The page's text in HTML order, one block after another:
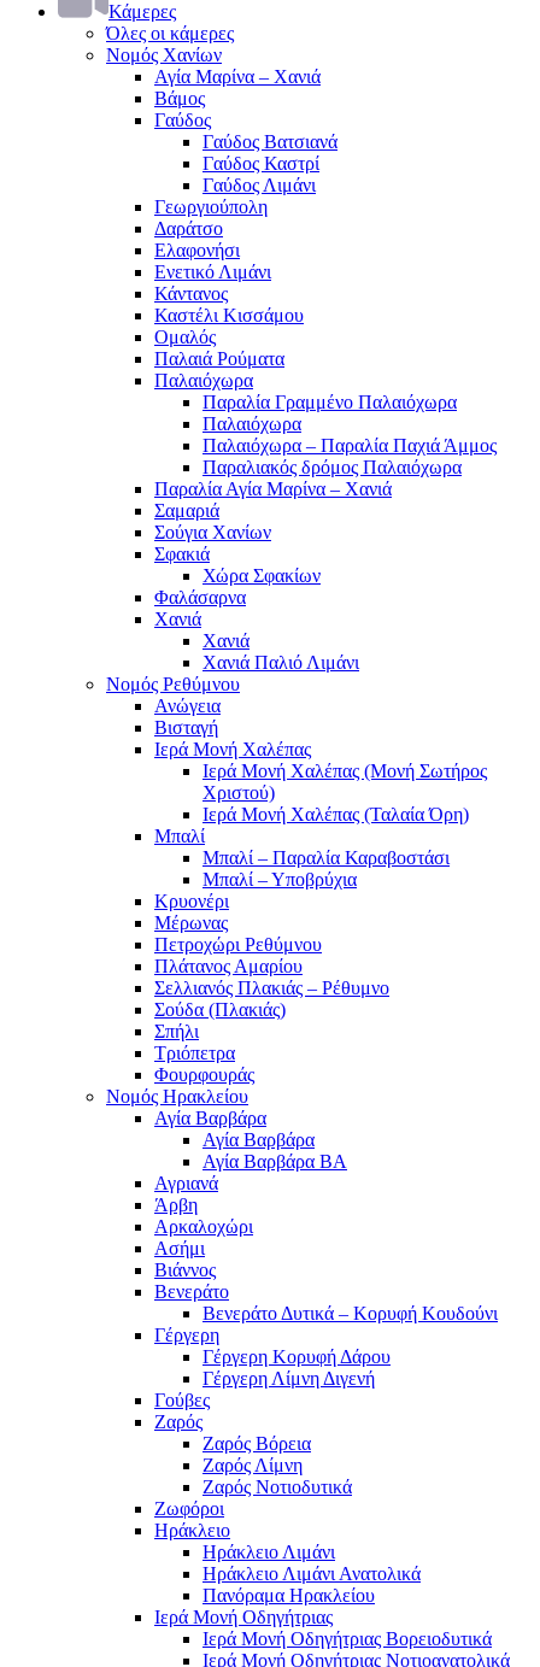
Κάμερες
Όλες οι κάμερες
Νομός Χανίων
Αγία Μαρίνα – Χανιά
Βάμος
Γαύδος
Γαύδος Βατσιανά
Γαύδος Καστρί
Γαύδος Λιμάνι
Γεωργιούπολη
Δαράτσο
Ελαφονήσι
Ενετικό Λιμάνι
Κάντανος
Καστέλι Κισσάμου
Ομαλός
Παλαιά Ρούματα
Παλαιόχωρα
Παραλία Γραμμένο Παλαιόχωρα
Παλαιόχωρα
Παλαιόχωρα – Παραλία Παχιά Άμμος
Παραλιακός δρόμος Παλαιόχωρα
Παραλία Αγία Μαρίνα – Χανιά
Σαμαριά
Σούγια Χανίων
Σφακιά
Χώρα Σφακίων
Φαλάσαρνα
Χανιά
Χανιά
Χανιά Παλιό Λιμάνι
Νομός Ρεθύμνου
Ανώγεια
Βισταγή
Ιερά Μονή Χαλέπας
Ιερά Μονή Χαλέπας (Μονή Σωτήρος
Χριστού)
Ιερά Μονή Χαλέπας (Ταλαία Όρη)
Μπαλί
Μπαλί – Παραλία Καραβοστάσι
Μπαλί – Υποβρύχια
Κρυονέρι
Μέρωνας
Πετροχώρι Ρεθύμνου
Πλάτανος Αμαρίου
Σελλιανός Πλακιάς – Ρέθυμνο
Σούδα (Πλακιάς)
Σπήλι
Τριόπετρα
Φουρφουράς
Νομός Ηρακλείου
Αγία Βαρβάρα
Αγία Βαρβάρα
Αγία Βαρβάρα ΒΑ
Αγριανά
Άρβη
Αρκαλοχώρι
Ασήμι
Βιάννος
Βενεράτο
Βενεράτο Δυτικά – Κορυφή Κουδούνι
Γέργερη
Γέργερη Κορυφή Δάρου
Γέργερη Λίμνη Διγενή
Γούβες
Ζαρός
Ζαρός Βόρεια
Ζαρός Λίμνη
Ζαρός Νοτιοδυτικά
Ζωφόροι
Ηράκλειο
Ηράκλειο Λιμάνι
Ηράκλειο Λιμάνι Ανατολικά
Πανόραμα Ηρακλείου
Ιερά Μονή Οδηγήτριας
Ιερά Μονή Οδηγήτριας Βορειοδυτικά
Ιερά Μονή Οδηγήτριας Νοτιοανατολικά